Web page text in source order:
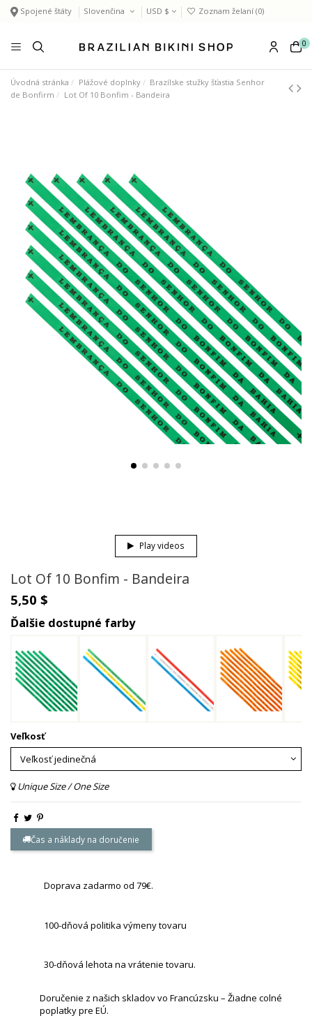
Spojené štáty Slovenčina USD $ Zoznam želaní (0)
0
Úvodná stránka Plážové doplnky
Brazílske stužky šťastia Senhor
de Bonfirm
Lot Of 10 Bonfim - Bandeira
Play videos
Lot Of 10 Bonfim - Bandeira
5,50 $
Ďalšie dostupné farby
Veľkosť
Unique Size / One Size
Čas a náklady na doručenie
Doprava zadarmo od 79€.
100-dňová politika výmeny tovaru
30-dňová lehota na vrátenie tovaru.
Doručenie z našich skladov vo Francúzsku – Žiadne colné
poplatky pre EÚ.